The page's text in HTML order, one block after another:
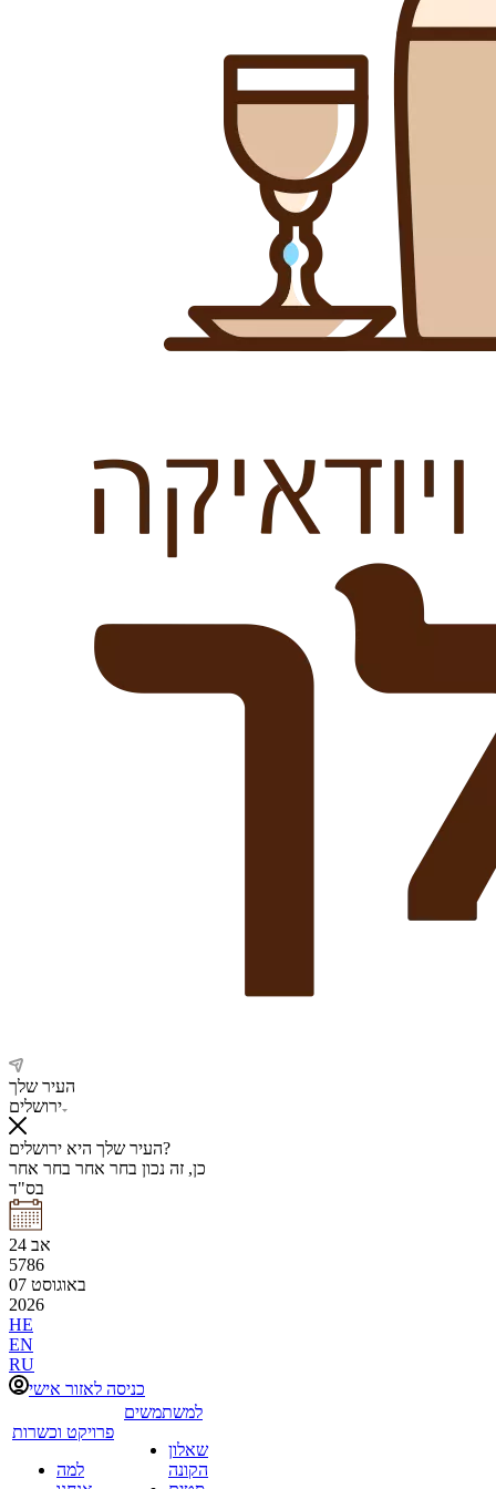
העיר שלך
ירושלים
העיר שלך היא ירושלים?
כן, זה נכון בחר אחר בחר אחר
בס"ד
24 אב
5786
07 באוגוסט
2026
HE
EN
RU
כניסה לאזור אישי
פרויקט וכשרות
למה
למשתמשים
שאלון
הקונה